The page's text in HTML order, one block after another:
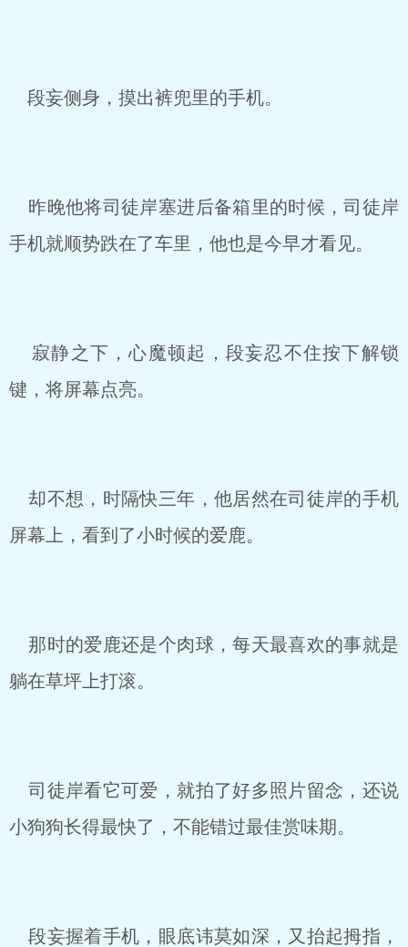
段妄侧身，摸出裤兜里的手机。
昨晚他将司徒岸塞进后备箱里的时候，司徒岸
手机就顺势跌在了车里，他也是今早才看见。
寂静之下，心魔顿起，段妄忍不住按下解锁
键，将屏幕点亮。
却不想，时隔快三年，他居然在司徒岸的手机
屏幕上，看到了小时候的爱鹿。
那时的爱鹿还是个肉球，每天最喜欢的事就是
躺在草坪上打滚。
司徒岸看它可爱，就拍了好多照片留念，还说
小狗狗长得最快了，不能错过最佳赏味期。
段妄握着手机，眼底讳莫如深，又抬起拇指，